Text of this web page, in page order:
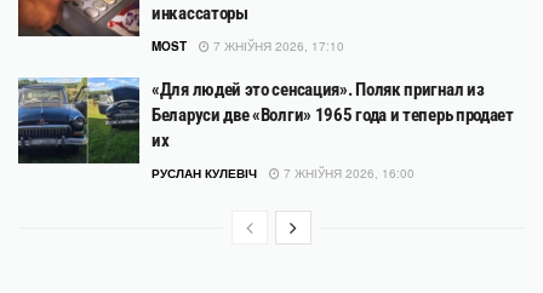
инкассаторы
MOST 7 ЖНІЎНЯ 2026, 17:10
«Для людей это сенсация». Поляк пригнал из
Беларуси две «Волги» 1965 года и теперь продает
их
РУСЛАН КУЛЕВІЧ 7 ЖНІЎНЯ 2026, 16:00